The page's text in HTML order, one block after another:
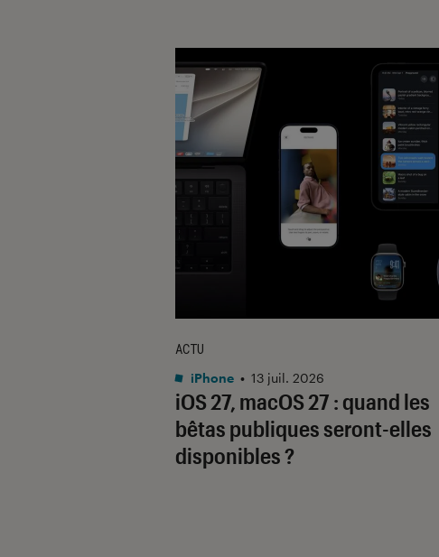
iOS 27, macOS 27 : quand les
bêtas publiques seront-elles
disponibles ?
ACTU
iPhone • 13 juil. 2026